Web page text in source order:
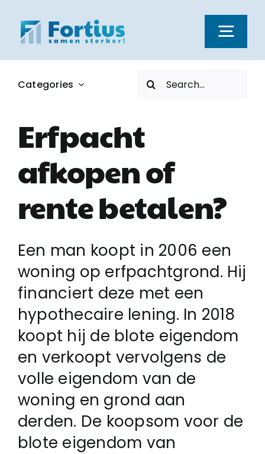
naar
inhoud
Kernwaarden
Dienstverlening
Nieuws
Vacatures
Over ons
Login
Klachtenregeling
Contact
Categories
Zoeken
naar:
Erfpacht
afkopen of
rente betalen?
Een man koopt in 2006 een
woning op erfpachtgrond. Hij
financiert deze met een
hypothecaire lening. In 2018
koopt hij de blote eigendom
en verkoopt vervolgens de
volle eigendom van de
woning en grond aan
derden. De koopsom voor de
blote eigendom van